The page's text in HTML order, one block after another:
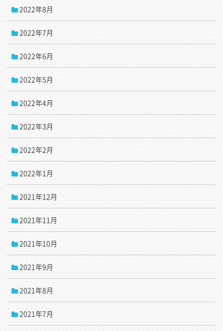
2022年8月
2022年7月
2022年6月
2022年5月
2022年4月
2022年3月
2022年2月
2022年1月
2021年12月
2021年11月
2021年10月
2021年9月
2021年8月
2021年7月